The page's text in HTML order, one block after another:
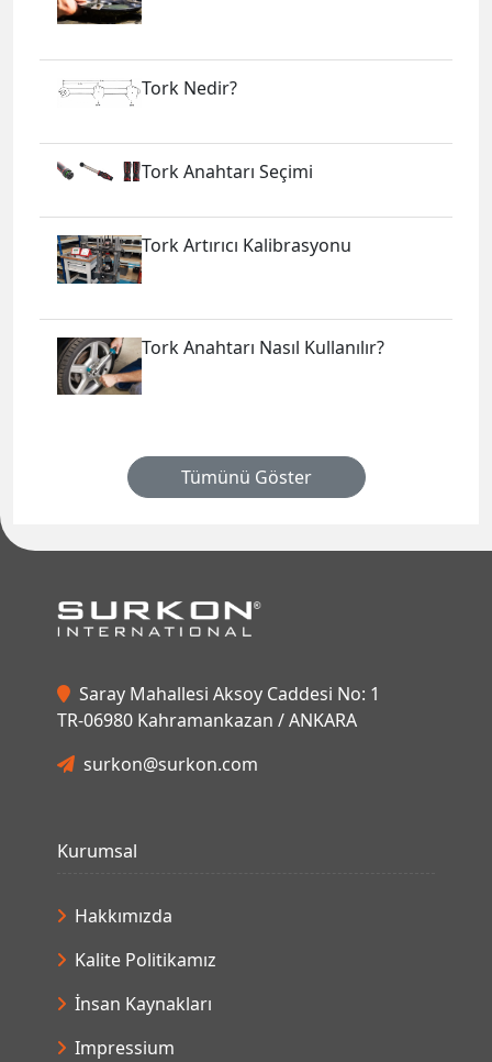
Tork Nedir?
Tork Anahtarı Seçimi
Tork Artırıcı Kalibrasyonu
Tork Anahtarı Nasıl Kullanılır?
Tümünü Göster
Saray Mahallesi Aksoy Caddesi No: 1
TR-06980 Kahramankazan / ANKARA
surkon@surkon.com
Kurumsal
Hakkımızda
Kalite Politikamız
İnsan Kaynakları
Impressium